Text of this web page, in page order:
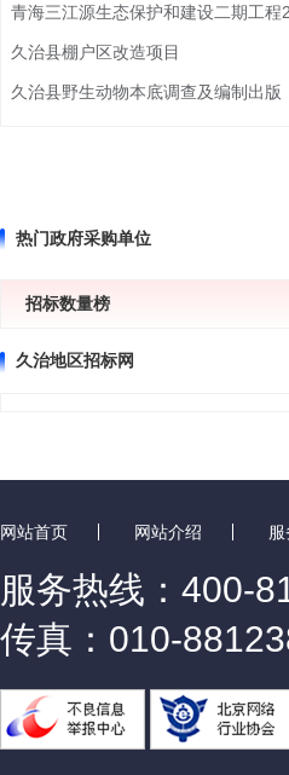
久治县棚户区改造项目
热门政府采购单位
招标数量榜
久治地区招标网
网站首页 网站介绍
服务热线：400-
传真：010-